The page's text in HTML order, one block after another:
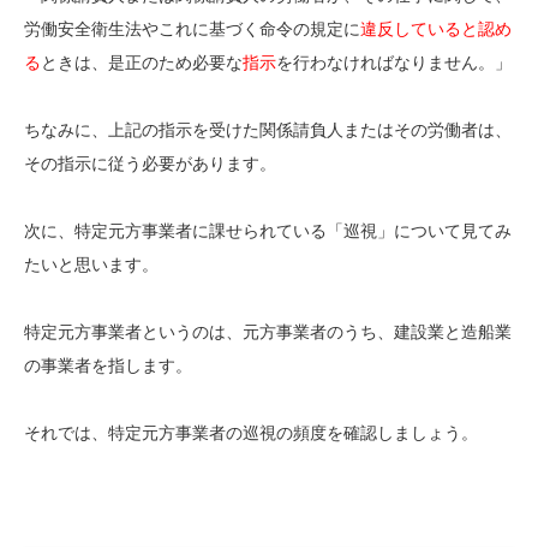
労働安全衛生法やこれに基づく命令の規定に違反していると認め
るときは、是正のため必要な指示を行わなければなりません。」
ちなみに、上記の指示を受けた関係請負人またはその労働者は、
その指示に従う必要があります。
次に、特定元方事業者に課せられている「巡視」について見てみ
たいと思います。
特定元方事業者というのは、元方事業者のうち、建設業と造船業
の事業者を指します。
それでは、特定元方事業者の巡視の頻度を確認しましょう。